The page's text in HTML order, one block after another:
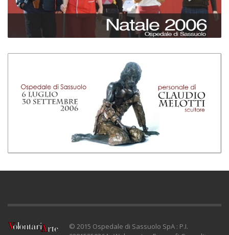
© 2015 Ospedale di Sassuolo SpA : P.I.